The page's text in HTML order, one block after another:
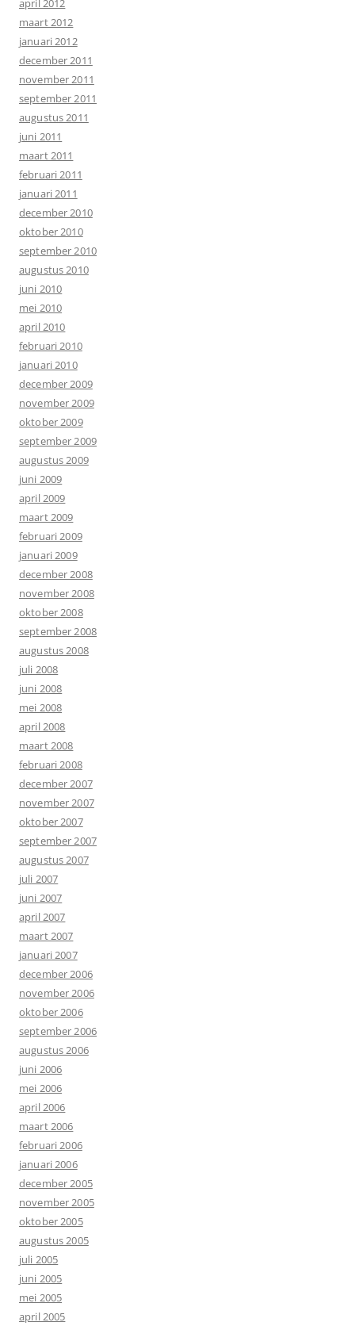
maart 2012
januari 2012
december 2011
november 2011
september 2011
augustus 2011
juni 2011
maart 2011
februari 2011
januari 2011
december 2010
oktober 2010
september 2010
augustus 2010
juni 2010
mei 2010
april 2010
februari 2010
januari 2010
december 2009
november 2009
oktober 2009
september 2009
augustus 2009
juni 2009
april 2009
maart 2009
februari 2009
januari 2009
december 2008
november 2008
oktober 2008
september 2008
augustus 2008
juli 2008
juni 2008
mei 2008
april 2008
maart 2008
februari 2008
december 2007
november 2007
oktober 2007
september 2007
augustus 2007
juli 2007
juni 2007
april 2007
maart 2007
januari 2007
december 2006
november 2006
oktober 2006
september 2006
augustus 2006
juni 2006
mei 2006
april 2006
maart 2006
februari 2006
januari 2006
december 2005
november 2005
oktober 2005
augustus 2005
juli 2005
juni 2005
mei 2005
april 2005